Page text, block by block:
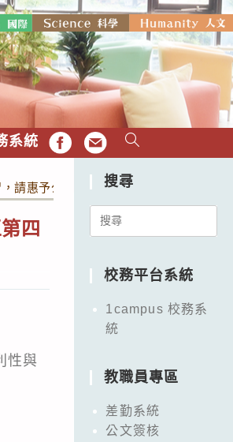
系統 FB EMAIL
請惠予公告周知並鼓勵所屬(轄)教師踴
四
性與
搜尋
Search
校務平台系統
1campus 校務系
統
教職員專區
差勤系統
公文簽核